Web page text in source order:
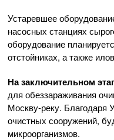
Устаревшее
насосных станциях
оборудование
отстойниках, а также
На заключительном
для обеззараживания
Москву-реку. Благодаря
очистных сооружений,
микроорганизмов.